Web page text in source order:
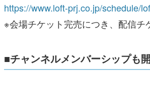
https://www.loft-prj.co.jp/schedule/
※会場チケット完売につき、配信チ
■チャンネルメンバーシップも